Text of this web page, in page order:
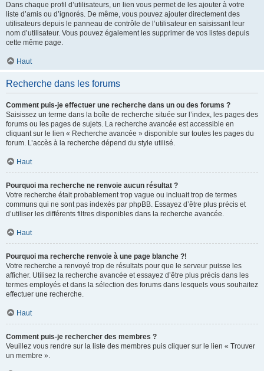
Dans chaque profil d’utilisateurs, un lien vous permet de les ajouter à votre
liste d’amis ou d’ignorés. De même, vous pouvez ajouter directement des
utilisateurs depuis le panneau de contrôle de l’utilisateur en saisissant leur
nom d’utilisateur. Vous pouvez également les supprimer de vos listes depuis
cette même page.
Haut
Recherche dans les forums
Comment puis-je effectuer une recherche dans un ou des forums ?
Saisissez un terme dans la boîte de recherche située sur l’index, les pages des
forums ou les pages de sujets. La recherche avancée est accessible en
cliquant sur le lien « Recherche avancée » disponible sur toutes les pages du
forum. L’accès à la recherche dépend du style utilisé.
Haut
Pourquoi ma recherche ne renvoie aucun résultat ?
Votre recherche était probablement trop vague ou incluait trop de termes
communs qui ne sont pas indexés par phpBB. Essayez d’être plus précis et
d’utiliser les différents filtres disponibles dans la recherche avancée.
Haut
Pourquoi ma recherche renvoie à une page blanche ?!
Votre recherche a renvoyé trop de résultats pour que le serveur puisse les
afficher. Utilisez la recherche avancée et essayez d’être plus précis dans les
termes employés et dans la sélection des forums dans lesquels vous souhaitez
effectuer une recherche.
Haut
Comment puis-je rechercher des membres ?
Veuillez vous rendre sur la liste des membres puis cliquer sur le lien « Trouver
un membre ».